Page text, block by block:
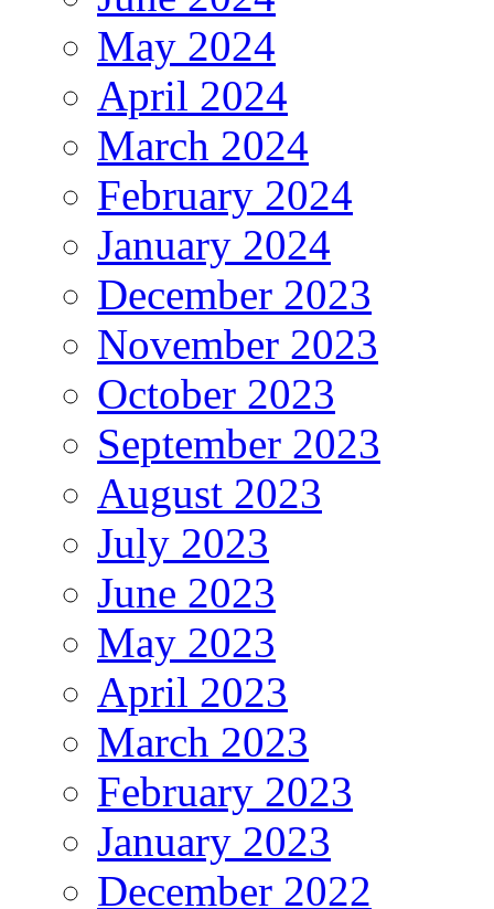
May 2024
April 2024
March 2024
February 2024
January 2024
December 2023
November 2023
October 2023
September 2023
August 2023
July 2023
June 2023
May 2023
April 2023
March 2023
February 2023
January 2023
December 2022